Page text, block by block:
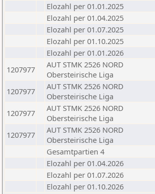
Elozahl per 01.01.2025
Elozahl per 01.04.2025
Elozahl per 01.07.2025
Elozahl per 01.10.2025
Elozahl per 01.01.2026
1207977
AUT STMK 2526 NORD
Obersteirische Liga
1207977
AUT STMK 2526 NORD
Obersteirische Liga
1207977
AUT STMK 2526 NORD
Obersteirische Liga
1207977
AUT STMK 2526 NORD
Obersteirische Liga
Gesamtpartien 4
Elozahl per 01.04.2026
Elozahl per 01.07.2026
Elozahl per 01.10.2026